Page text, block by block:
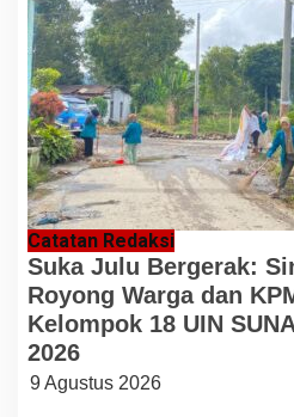
Catatan Redaksi
Suka Julu Bergerak:
Royong Warga dan
Kelompok 18 UIN
2026
9 Agustus 2026